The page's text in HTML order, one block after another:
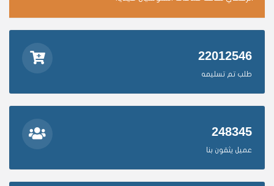
22012546
طلب تم تسليمه
248345
عميل يثقون بنا